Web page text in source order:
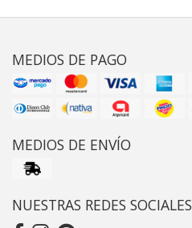
MEDIOS DE PAGO
MEDIOS DE ENVÍO
NUESTRAS REDES SOCIALES